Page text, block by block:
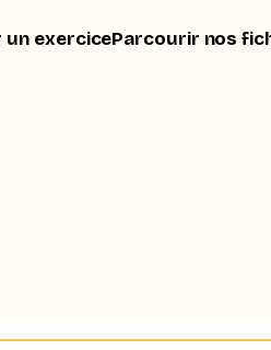
un exerciceParcourir nos